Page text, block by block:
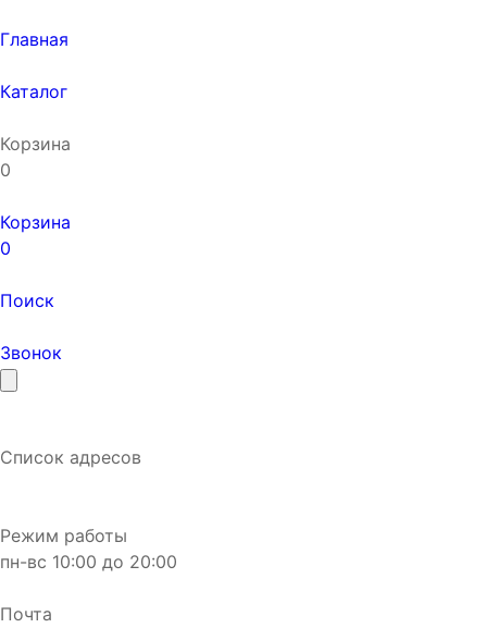
Главная
Каталог
Корзина
0
Корзина
0
Поиск
Звонок
Список адресов
Режим работы
пн-вс 10:00 до 20:00
Почта